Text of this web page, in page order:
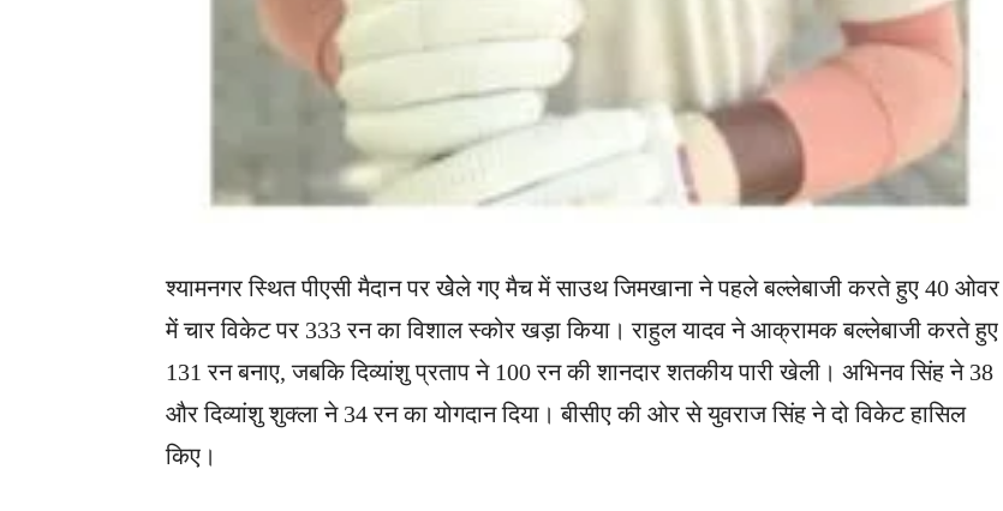
श्यामनगर स्थित पीएसी मैदान पर खेेले गए मैच में साउथ जिमखाना ने पहले बल्लेबाजी करते हुए 40 ओवर
में चार विकेट पर 333 रन का विशाल स्कोर खड़ा किया। राहुल यादव ने आक्रामक बल्लेबाजी करते हुए
131 रन बनाए, जबकि दिव्यांशु प्रताप ने 100 रन की शानदार शतकीय पारी खेली। अभिनव सिंह ने 38
और दिव्यांशु शुक्ला ने 34 रन का योगदान दिया। बीसीए की ओर से युवराज सिंह ने दो विकेट हासिल
किए।